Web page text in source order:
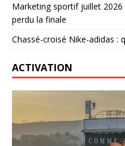
Marketing sportif juillet
perdu la finale
Chassé-croisé Nike-adidas :
ACTIVATION